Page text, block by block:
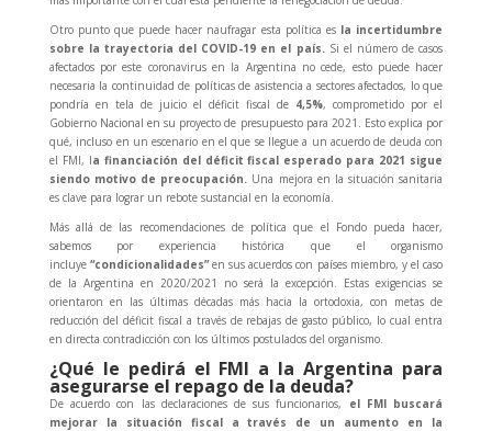
Otro punto que puede hacer naufragar esta política es la incertidumbre
sobre la trayectoria del COVID-19 en el país.Si el número de casos
afectados por este coronavirus en la Argentina no cede, esto puede hacer
necesaria la continuidad de políticas de asistencia a sectores afectados, lo que
pondría en tela de juicio el déficit fiscal de 4,5%, comprometido por el
Gobierno Nacional en su proyecto de presupuesto para 2021. Esto explica por
qué, incluso en un escenario en el que se llegue a un acuerdo de deuda con
el FMI, la financiación del déficit fiscal esperado para 2021 sigue
siendo motivo de preocupación. Una mejora en la situación sanitaria
es clave para lograr un rebote sustancial en la economía.
Más allá de las recomendaciones de política que el Fondo pueda hacer,
sabemos por experiencia histórica que el organismo
incluye “condicionalidades”en sus acuerdos con países miembro, y el caso
de la Argentina en 2020/2021 no será la excepción. Estas exigencias se
orientaron en las últimas décadas más hacia la ortodoxia, con metas de
reducción del déficit fiscal a través de rebajas de gasto público, lo cual entra
en directa contradicción con los últimos postulados del organismo.
¿Qué le pedirá el FMI a la Argentina para
asegurarse el repago de la deuda?
De acuerdo con las declaraciones de sus funcionarios,
el FMI buscará
mejorar la situación fiscal a través de un aumento en la